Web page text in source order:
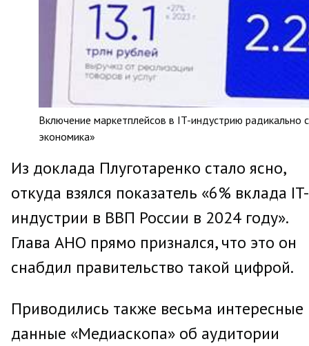
Включение маркетплейсов в IT-индустрию
экономика»
Из доклада Плуготаренко стало ясно,
откуда взялся показатель «6% вклада IT-
индустрии в ВВП России в 2024 году».
Глава АНО прямо признался, что это он
снабдил правительство такой цифрой.
Приводились также весьма интересные
данные «Медиаскопа» об аудитории